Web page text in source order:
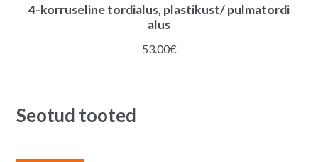
4-korruseline tordialus, plastikust/ pulmatordi
alus
53.00€
Seotud tooted